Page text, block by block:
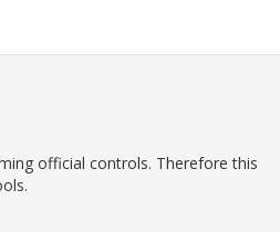
official controls. Therefore this